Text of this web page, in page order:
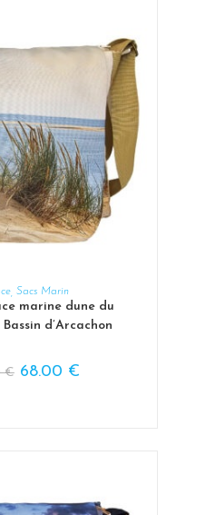
AU PANIER
, Sacs Marin
marine dune du
d’Arcachon
€ 68.00 €